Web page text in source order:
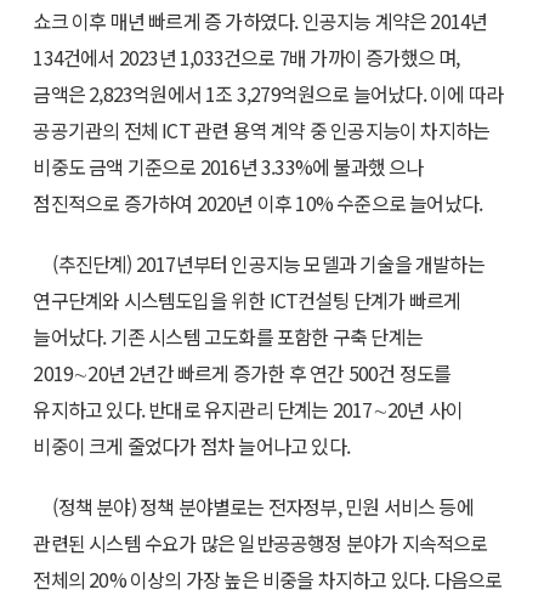
쇼크 이후 매년 빠르게 증 가하였다. 인공지능 계약은 2014년
134건에서 2023년 1,033건으로 7배 가까이 증가했으 며,
금액은 2,823억원에서 1조 3,279억원으로 늘어났다. 이에 따라
공공기관의 전체 ICT 관련 용역 계약 중 인공지능이 차지하는
비중도 금액 기준으로 2016년 3.33%에 불과했 으나
점진적으로 증가하여 2020년 이후 10% 수준으로 늘어났다.
(추진단계) 2017년부터 인공지능 모델과 기술을 개발하는
연구단계와 시스템도입을 위한 ICT컨설팅 단계가 빠르게
늘어났다. 기존 시스템 고도화를 포함한 구축 단계는
2019∼20년 2년간 빠르게 증가한 후 연간 500건 정도를
유지하고 있다. 반대로 유지관리 단계는 2017∼20년 사이
비중이 크게 줄었다가 점차 늘어나고 있다.
(정책 분야) 정책 분야별로는 전자정부, 민원 서비스 등에
관련된 시스템 수요가 많은 일반공공행정 분야가 지속적으로
전체의 20% 이상의 가장 높은 비중을 차지하고 있다. 다음으로